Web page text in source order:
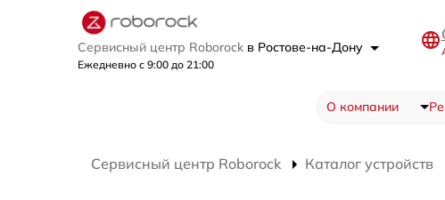
Сервисный центр Roborock в Ростове-на-Дону
Ежедневно с 9:00 до 21:00
О компании
Сервисный центр Roborock Каталог устройств